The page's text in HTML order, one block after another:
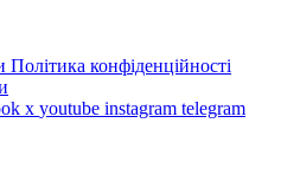
Політика конфіденційності
x youtube instagram telegram